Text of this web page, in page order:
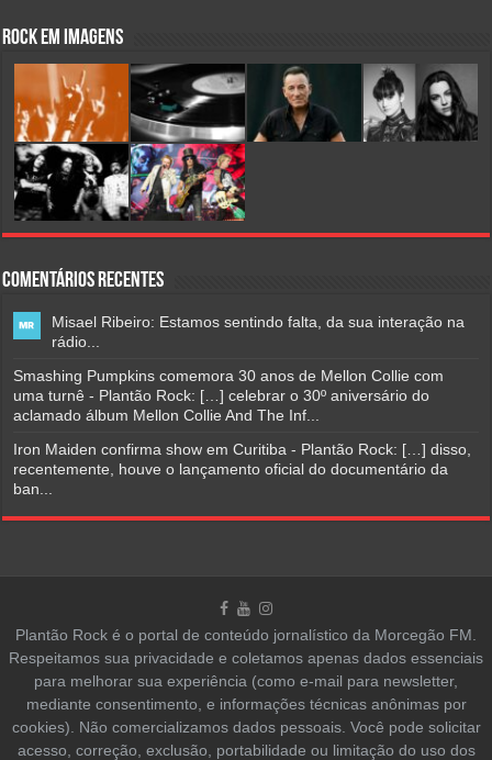
Rock em Imagens
Comentários Recentes
Misael Ribeiro: Estamos sentindo falta, da sua interação na
rádio...
Smashing Pumpkins comemora 30 anos de Mellon Collie com
uma turnê - Plantão Rock: […] celebrar o 30º aniversário do
aclamado álbum Mellon Collie And The Inf...
Iron Maiden confirma show em Curitiba - Plantão Rock: […] disso,
recentemente, houve o lançamento oficial do documentário da
ban...
Plantão Rock é o portal de conteúdo jornalístico da Morcegão FM.
Respeitamos sua privacidade e coletamos apenas dados essenciais
para melhorar sua experiência (como e-mail para newsletter,
mediante consentimento, e informações técnicas anônimas por
cookies). Não comercializamos dados pessoais. Você pode solicitar
acesso, correção, exclusão, portabilidade ou limitação do uso dos